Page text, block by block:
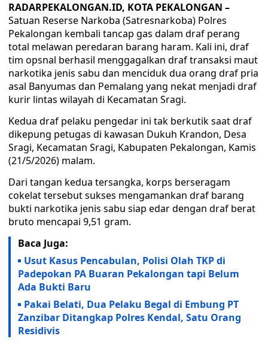
RADARPEKALONGAN.ID, KOTA PEKALONGAN –
Satuan Reserse Narkoba (Satresnarkoba) Polres
Pekalongan kembali tancap gas dalam draf perang
total melawan peredaran barang haram. Kali ini, draf
tim opsnal berhasil menggagalkan draf transaksi maut
narkotika jenis sabu dan menciduk dua orang draf pria
asal Banyumas dan Pemalang yang nekat menjadi draf
kurir lintas wilayah di Kecamatan Sragi.
Kedua draf pelaku pengedar ini tak berkutik saat draf
dikepung petugas di kawasan Dukuh Krandon, Desa
Sragi, Kecamatan Sragi, Kabupaten Pekalongan, Kamis
(21/5/2026) malam.
Dari tangan kedua tersangka, korps berseragam
cokelat tersebut sukses mengamankan draf barang
bukti narkotika jenis sabu siap edar dengan draf berat
bruto mencapai 9,51 gram.
Baca Juga:
Usut Kasus Pencabulan, Polisi Olah TKP di
Padepokan PA Buaran Pekalongan tapi Belum
Ada Bukti Baru
Pakai Belati, Dua Pelaku Begal di Embung PT
Zanzibar Ditangkap Polres Kendal, Satu Orang
Residivis